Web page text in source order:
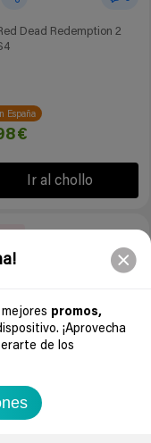
promos,
¡Aprovecha
de los
Dead Redemption 2
España
Ir al chollo